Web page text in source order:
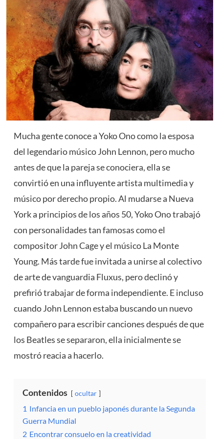
Mucha gente conoce a Yoko Ono como la esposa
del legendario músico John Lennon, pero mucho
antes de que la pareja se conociera, ella se
convirtió en una influyente artista multimedia y
músico por derecho propio. Al mudarse a Nueva
York a principios de los años 50, Yoko Ono trabajó
con personalidades tan famosas como el
compositor John Cage y el músico La Monte
Young. Más tarde fue invitada a unirse al colectivo
de arte de vanguardia Fluxus, pero declinó y
prefirió trabajar de forma independiente. E incluso
cuando John Lennon estaba buscando un nuevo
compañero para escribir canciones después de que
los Beatles se separaron, ella inicialmente se
mostró reacia a hacerlo.
Contenidos ocultar
1 Infancia en un pueblo japonés durante la Segunda
Guerra Mundial
2 Encontrar consuelo en la creatividad